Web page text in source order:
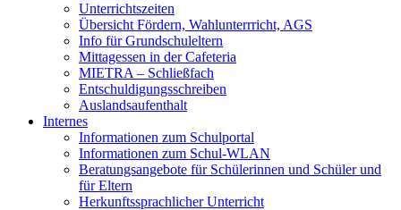
Unterrichtszeiten
Übersicht Fördern, Wahlunterrricht, AGS
Info für Grundschuleltern
Mittagessen in der Cafeteria
MIETRA – Schließfach
Entschuldigungsschreiben
Auslandsaufenthalt
Internes
Informationen zum Schulportal
Informationen zum Schul-WLAN
Beratungsangebote für Schülerinnen und Schüler und
für Eltern
Herkunftssprachlicher Unterricht